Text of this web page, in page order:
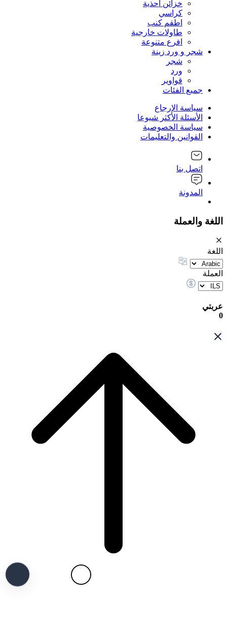
خزائن احذية
كراسي
اطقم كنب
طاولات خارجية
افرع متنوعة
شجر و ورد زينة
شجر
ورد
قواوير
جميع الفئات
سياسة الإرجاع
الأسئلة الأكثر شيوعا
سياسة الخصوصية
القوانين والتعليمات
اتصل بنا
المدونة
اللغة والعملة
اللغة
العملة
عربتي
0